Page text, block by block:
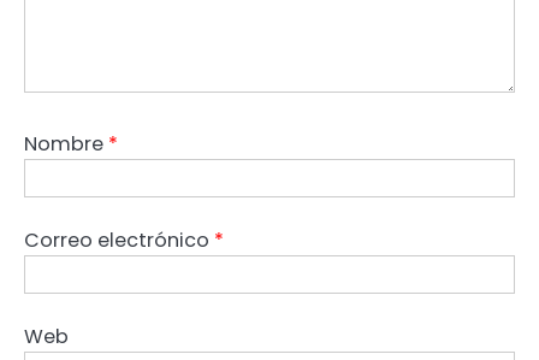
Nombre *
Correo electrónico *
Web